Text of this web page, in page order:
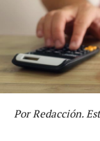
Por Redacción.